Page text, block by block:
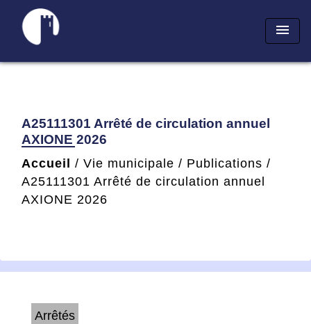
menu
A25111301 Arrêté de circulation annuel
AXIONE 2026
Accueil / Vie municipale / Publications /
A25111301 Arrêté de circulation annuel
AXIONE 2026
Arrêtés